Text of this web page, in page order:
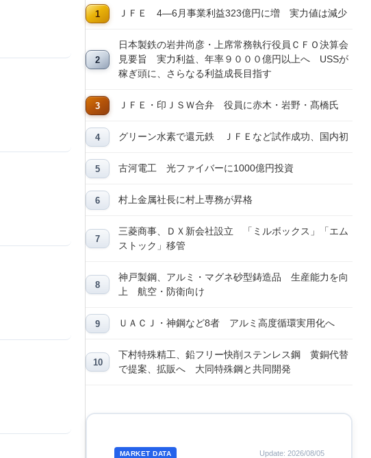
ＪＦＥ 4―6月事業利益323億円に増 実力値は減少
日本製鉄の岩井尚彦・上席常務執行役員ＣＦＯ決算会
見要旨 実力利益、年率９０００億円以上へ USSが
稼ぎ頭に、さらなる利益成長目指す
ＪＦＥ・印ＪＳＷ合弁 役員に赤木・岩野・髙橋氏
グリーン水素で還元鉄 ＪＦＥなど試作成功、国内初
古河電工 光ファイバーに1000億円投資
村上金属社長に村上専務が昇格
三菱商事、ＤＸ新会社設立 「ミルボックス」「エム
ストック」移管
神戸製鋼、アルミ・マグネ砂型鋳造品 生産能力を向
上 航空・防衛向け
ＵＡＣＪ・神鋼など8者 アルミ高度循環実用化へ
下村特殊精工、鉛フリー快削ステンレス鋼 黄銅代替
で提案、拡販へ 大同特殊鋼と共同開発
MARKET DATA Update: 2026/08/05